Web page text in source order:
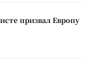
призвал Европу